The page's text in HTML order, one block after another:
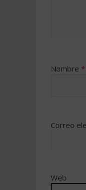
Nombre *
Correo
Web